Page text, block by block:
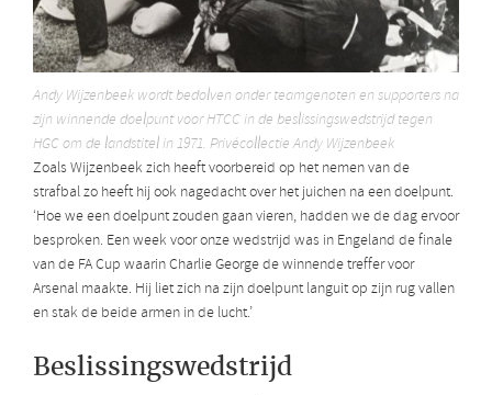
Andy Wijzenbeek wordt bedolven onder teamgenoten en supporters na
zijn winnende doelpunt voor HTCC in de beslissingswedstrijd tegen
HGC om de landstitel in 1971. Privécollectie Andy Wijzenbeek
Zoals Wijzenbeek zich heeft voorbereid op het nemen van de
strafbal zo heeft hij ook nagedacht over het juichen na een doelpunt.
‘Hoe we een doelpunt zouden gaan vieren, hadden we de dag ervoor
besproken. Een week voor onze wedstrijd was in Engeland de finale
van de FA Cup waarin Charlie George de winnende treffer voor
Arsenal maakte. Hij liet zich na zijn doelpunt languit op zijn rug vallen
en stak de beide armen in de lucht.’
Beslissingswedstrijd